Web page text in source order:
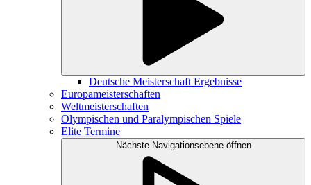
Deutsche Meisterschaft Ergebnisse
Europameisterschaften
Weltmeisterschaften
Olympischen und Paralympischen Spiele
Elite Termine
Nächste Navigationsebene öffnen